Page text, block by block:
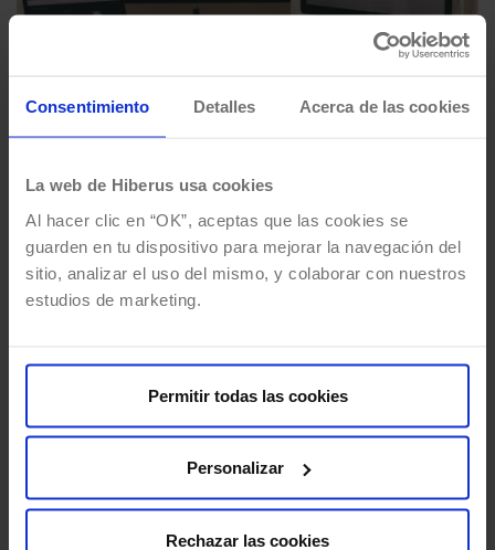
Consentimiento Detalles Acerca de las cookies
La web de Hiberus usa cookies
Al hacer clic en “OK”, aceptas que las cookies se
guarden en tu dispositivo para mejorar la navegación del
sitio, analizar el uso del mismo, y colaborar con nuestros
estudios de marketing.
Permitir todas las cookies
Personalizar
Rechazar las cookies
Virtualización de escritorios y
aplicaciones: qué es Citrix y cómo
funciona
Javier Tafalla 26/02/2018
permite ejecutar una aplicación desde un
dispositivo en el que no está instalada. El
objetivo de…